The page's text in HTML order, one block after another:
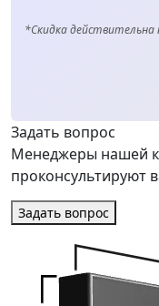
*Скидка действительна
Задать вопрос
Менеджеры нашей
проконсультируют
Задать вопрос